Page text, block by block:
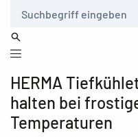
HERMA
halten bei
Temperaturen